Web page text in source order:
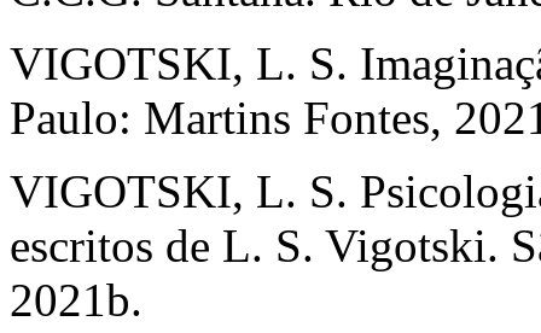
VIGOTSKI, L. S.
Paulo: Martins Fontes,
VIGOTSKI, L. S.
escritos de L. S. Vigotski.
2021b.